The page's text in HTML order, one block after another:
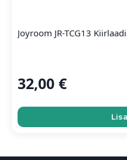
Joyroom JR-TCG13
32,00 €